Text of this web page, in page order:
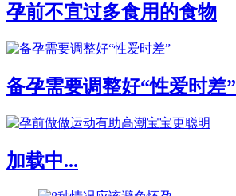
孕前不宜过多食用的食物
备孕需要调整好“性爱时差”
加载中...